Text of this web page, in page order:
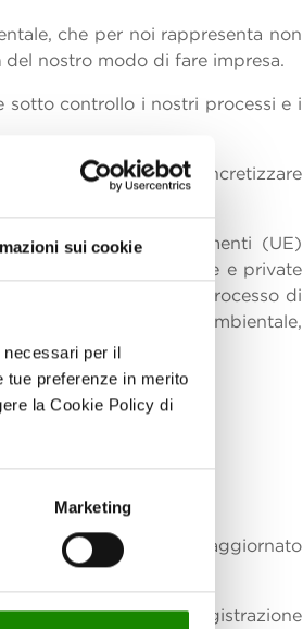
sui cookie
per il
preferenze in merito
la Cookie Policy di
Marketing
che per noi rappresenta non
del nostro modo di fare impresa.
sotto controllo i nostri processi e i
il quale vogliamo concretizzare
anche dai Regolamenti (UE)
pubbliche e private
comporta un processo di
di una Dichiarazione Ambientale,
organizzazioni EMAS
aggiornato
ha deliberato la registrazione